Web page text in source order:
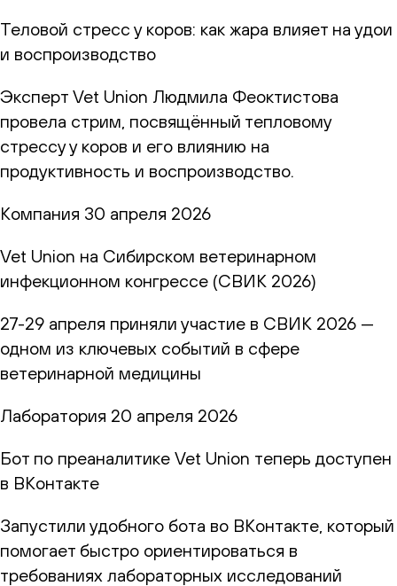
Теловой стресс у коров: как жара влияет на удои
и воспроизводство
Эксперт Vet Union Людмила Феоктистова
провела стрим, посвящённый тепловому
стрессу у коров и его влиянию на
продуктивность и воспроизводство.
Компания 30 апреля 2026
Vet Union на Сибирском ветеринарном
инфекционном конгрессе (СВИК 2026)
27-29 апреля приняли участие в СВИК 2026 —
одном из ключевых событий в сфере
ветеринарной медицины
Лаборатория 20 апреля 2026
Бот по преаналитике Vet Union теперь доступен
в ВКонтакте
Запустили удобного бота во ВКонтакте, который
помогает быстро ориентироваться в
требованиях лабораторных исследований